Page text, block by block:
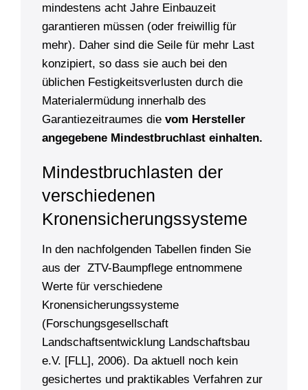
mindestens acht Jahre Einbauzeit
garantieren müssen (oder freiwillig für
mehr). Daher sind die Seile für mehr Last
konzipiert, so dass sie auch bei den
üblichen Festigkeitsverlusten durch die
Materialermüdung innerhalb des
Garantiezeitraumes dievom Hersteller
angegebene Mindestbruchlast einhalten.
Mindestbruchlasten der
verschiedenen
Kronensicherungs­systeme
In den nachfolgenden Tabellen finden Sie
aus der ZTV-Baumpflege entnommene
Werte für verschiedene
Kronensicherungssysteme
(Forschungsgesellschaft
Landschaftsentwicklung Landschaftsbau
e.V. [FLL], 2006). Da aktuell noch kein
gesichertes und praktikables Verfahren zur